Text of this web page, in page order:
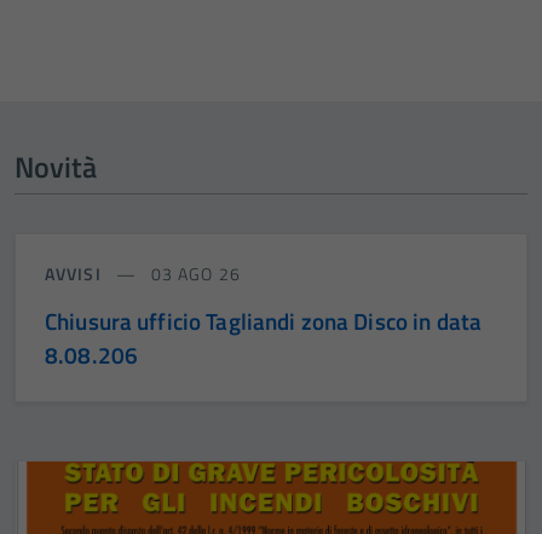
Novità
AVVISI 03 AGO 26
Chiusura ufficio Tagliandi zona Disco in data
8.08.206